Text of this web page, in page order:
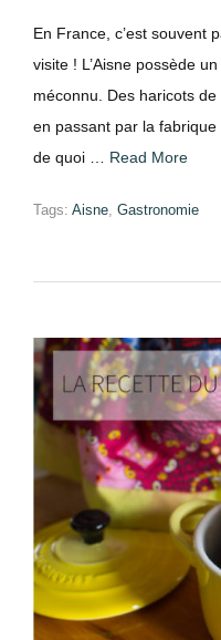
En France, c’est souvent
visite ! L’Aisne possède
méconnu. Des haricots
en passant par la
de quoi … Read More
Tags: Aisne Gastronomie